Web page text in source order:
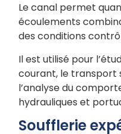
Le canal permet
écoulements
des conditions
Il est utilisé pour
courant, le transport
l’analyse du
hydrauliques et
Soufflerie